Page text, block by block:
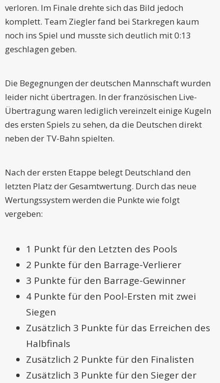
verloren. Im Finale drehte sich das Bild jedoch
komplett. Team Ziegler fand bei Starkregen kaum
noch ins Spiel und musste sich deutlich mit 0:13
geschlagen geben.
Die Begegnungen der deutschen Mannschaft wurden
leider nicht übertragen. In der französischen Live-
Übertragung waren lediglich vereinzelt einige Kugeln
des ersten Spiels zu sehen, da die Deutschen direkt
neben der TV-Bahn spielten.
Nach der ersten Etappe belegt Deutschland den
letzten Platz der Gesamtwertung. Durch das neue
Wertungssystem werden die Punkte wie folgt
vergeben:
1 Punkt für den Letzten des Pools
2 Punkte für den Barrage-Verlierer
3 Punkte für den Barrage-Gewinner
4 Punkte für den Pool-Ersten mit zwei
Siegen
Zusätzlich 3 Punkte für das Erreichen des
Halbfinals
Zusätzlich 2 Punkte für den Finalisten
Zusätzlich 3 Punkte für den Sieger der